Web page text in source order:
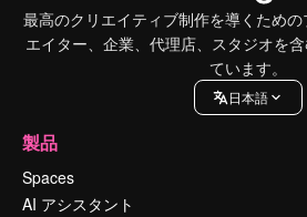
最高のクリエイティブ制作を導くため
エイター、企業、代理店、スタジオを
ています。
日本語
製品
Spaces
AI アシスタント